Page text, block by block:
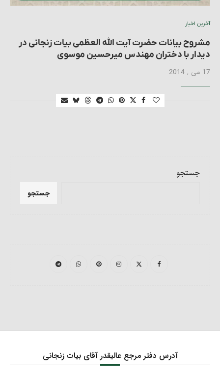
آخرین اخبار
مشروح بیانات حضرت آیت الله العظمی بیات زنجانی در
دیدار با دختران مهندس میرحسین موسوی
17 می , 2014
جستجو
جستجو
آدرس دفتر مرجع عالیقدر آقای بیات زنجانی